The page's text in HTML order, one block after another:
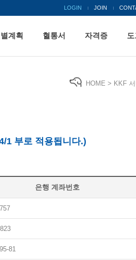
LOGIN JOIN
계획 혈통서 자격증
HOME > KKF
1 부로 적용됩니다.)
은행 계좌번호
81